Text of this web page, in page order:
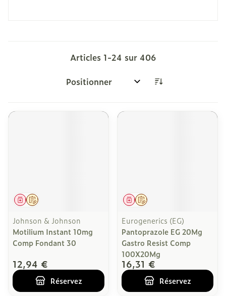
Articles 1-24 sur 406
Trier par:
Sur prescription
Médicament
Johnson & Johnson
Motilium Instant 10mg
Comp Fondant 30
12,94 €
Réservez
Sur prescription
Médicament
Eurogenerics (EG)
Pantoprazole EG 20Mg
Gastro Resist Comp
100X20Mg
16,31 €
Réservez